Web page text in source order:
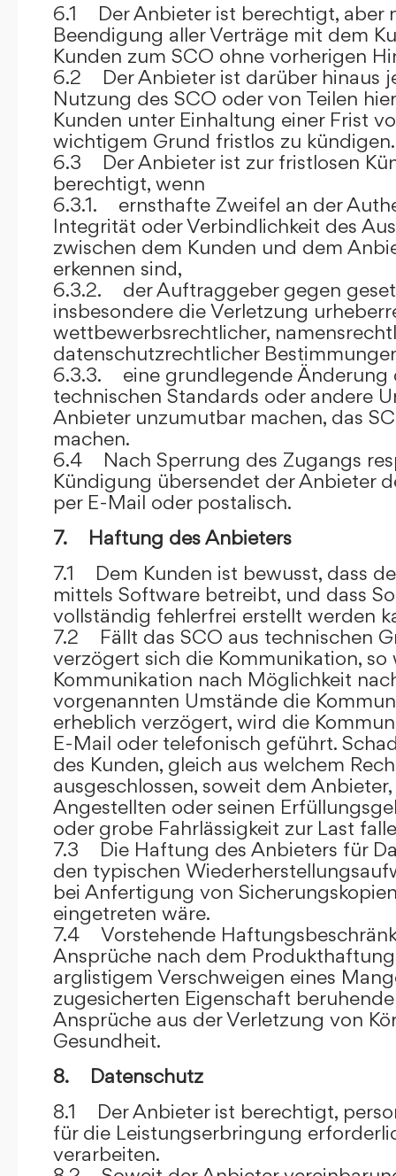
6.1 Der Anbieter ist berechtigt, aber
Beendigung aller Verträge mit dem
Kunden zum SCO ohne vorherigen
6.2 Der Anbieter ist darüber hinaus
Nutzung des SCO oder von Teilen
Kunden unter Einhaltung einer Frist
wichtigem Grund fristlos zu kündigen.
6.3 Der Anbieter ist zur fristlosen
berechtigt, wenn
6.3.1. ernsthafte Zweifel an der
Integrität oder Verbindlichkeit des
zwischen dem Kunden und dem
erkennen sind,
6.3.2. der Auftraggeber gegen
insbesondere die Verletzung
wettbewerbsrechtlicher,
datenschutzrechtlicher
6.3.3. eine grundlegende Änderung
technischen Standards oder andere
Anbieter unzumutbar machen, das
machen.
6.4 Nach Sperrung des Zugangs
Kündigung übersendet der Anbieter
per E-Mail oder postalisch.
7. Haftung des Anbieters
7.1 Dem Kunden ist bewusst, dass
mittels Software betreibt, und dass
vollständig fehlerfrei erstellt werden
7.2 Fällt das SCO aus technischen
verzögert sich die Kommunikation, so
Kommunikation nach Möglichkeit
vorgenannten Umstände die
erheblich verzögert, wird die
E-Mail oder telefonisch geführt.
des Kunden, gleich aus welchem
ausgeschlossen, soweit dem
Angestellten oder seinen
oder grobe Fahrlässigkeit zur Last
7.3 Die Haftung des Anbieters für
den typischen
bei Anfertigung von
eingetreten wäre.
7.4 Vorstehende
Ansprüche nach dem
arglistigem Verschweigen eines
zugesicherten Eigenschaft
Ansprüche aus der Verletzung von
Gesundheit.
8. Datenschutz
8.1 Der Anbieter ist berechtigt,
für die Leistungserbringung
verarbeiten.